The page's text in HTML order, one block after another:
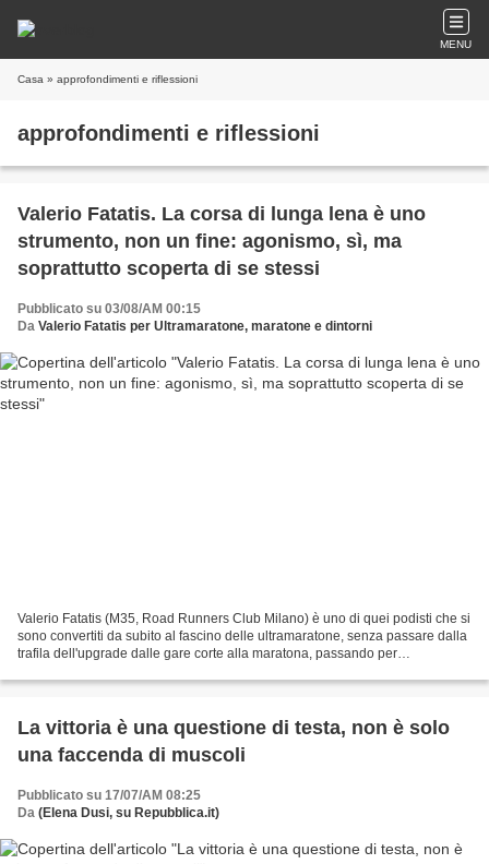
MENU
Casa » approfondimenti e riflessioni
approfondimenti e riflessioni
Valerio Fatatis. La corsa di lunga lena è uno
strumento, non un fine: agonismo, sì, ma
soprattutto scoperta di se stessi
Pubblicato su 03/08/AM 00:15
Da Valerio Fatatis per Ultramaratone, maratone e dintorni
Valerio Fatatis (M35, Road Runners Club Milano) è uno di quei podisti che si
sono convertiti da subito al fascino delle ultramaratone, senza passare dalla
trafila dell'upgrade dalle gare corte alla maratona, passando per
La vittoria è una questione di testa, non è solo
una faccenda di muscoli
Pubblicato su 17/07/AM 08:25
Da (Elena Dusi, su Repubblica.it)